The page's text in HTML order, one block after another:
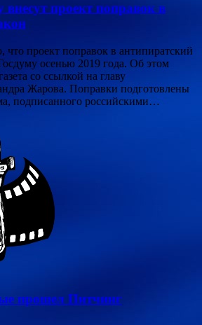
проект поправок в
что проект поправок в антипиратский
осенью 2019 года. Об этом
со ссылкой на главу
Жарова. Поправки подготовлены
подписанного российскими…
прошел Питчинг